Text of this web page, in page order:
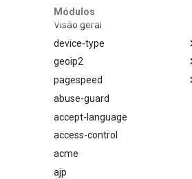
Módulos
Visão geral
device-type
Visão geral
Variables
$bot_category
$bot_name
$bot_producer
$browser_engine
Examples
Troubleshooting
Related
geoip2
Visão geral
Directives
auto_reload
geoip2
geoip2_proxy
Examples
Troubleshooting
Related
pagespeed
Visão geral
abuse-guard
accept-language
access-control
acme
ajp